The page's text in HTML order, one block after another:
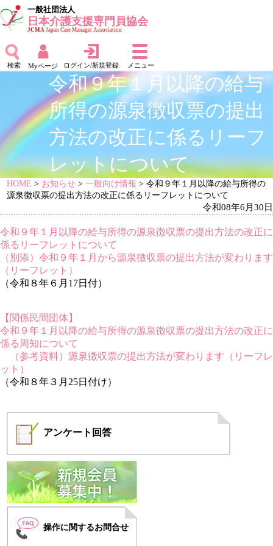
一般社団法人
日本介護支援専門員協会
JCMAJapan Care Manager Association
検索 Myページ ログイン/新規登録 メニュー
令和９年１月以降の給与
所得の源泉徴収票の提出
方法の改正に係るリーフ
レットについて
HOME > お知らせ >一般向け情報 > 令和９年１月以降の給与所得の
源泉徴収票の提出方法の改正に係るリーフレットについて
令和08年6月30日
令和９年１月以降の給与所得の源泉徴収票の提出方法の改正に
係るリーフレットについて
（別添）令和９年１月から源泉徴収票の提出方法が変わります
（リーフレット）
（令和８年６月17日付）
【関係民間団体】
令和９年１月以降の給与所得の源泉徴収票の提出方法の改正に
係る周知について
（参考資料）源泉徴収票の提出方法が変わります（リーフレ
ット）
（令和８年３月25日付け）
アンケート 回答
操作に関するお問合せ